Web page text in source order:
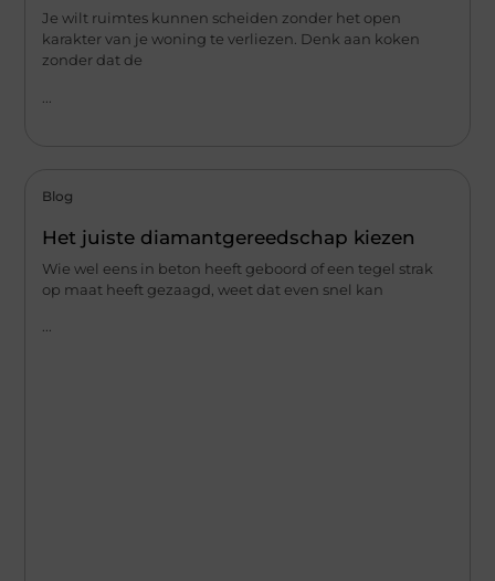
Je wilt ruimtes kunnen scheiden zonder het open
karakter van je woning te verliezen. Denk aan koken
zonder dat de
Blog
Het juiste diamantgereedschap kiezen
Wie wel eens in beton heeft geboord of een tegel strak
op maat heeft gezaagd, weet dat even snel kan